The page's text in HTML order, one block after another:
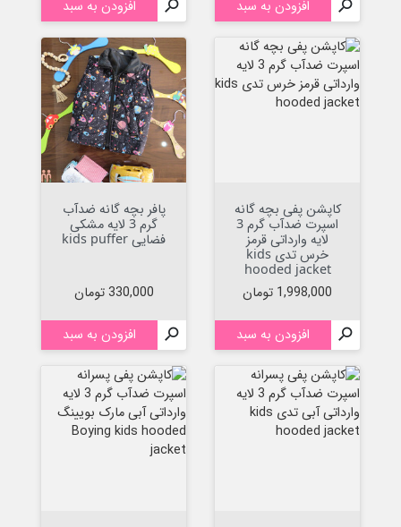
 افزودن به سبد  افزودن به سبد
کاپشن پفی بچه گانه
اسپرت ضدآب گرم 3
لایه وارداتی قرمز
خرس تدی kids
hooded jacket
قیمت
1,998,000 تومان
 افزودن به سبد
پافر بچه گانه ضدآب
گرم 3 لایه مشکی
فضایی kids puffer
قیمت
330,000 تومان
 افزودن به سبد